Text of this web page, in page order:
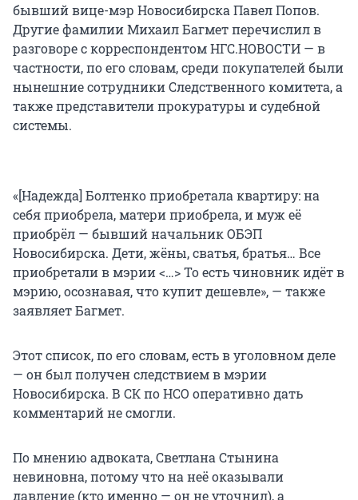
бывший вице-мэр Новосибирска Павел Попов.
Другие фамилии Михаил Багмет перечислил в
разговоре с корреспондентом НГС.НОВОСТИ — в
частности, по его словам, среди покупателей были
нынешние сотрудники Следственного комитета, а
также представители прокуратуры и судебной
системы.
«[Надежда] Болтенко приобретала квартиру: на
себя приобрела, матери приобрела, и муж её
приобрёл — бывший начальник ОБЭП
Новосибирска. Дети, жёны, сватья, братья… Все
приобретали в мэрии <…> То есть чиновник идёт в
мэрию, осознавая, что купит дешевле», — также
заявляет Багмет.
Этот список, по его словам, есть в уголовном деле
— он был получен следствием в мэрии
Новосибирска. В СК по НСО оперативно дать
комментарий не смогли.
По мнению адвоката, Светлана Стынина
невиновна, потому что на неё оказывали
давление (кто именно — он не уточнил), а